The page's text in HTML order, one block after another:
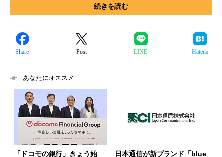
続きを読む
Share Post LINE Hatena
あなたにオススメ
「ドコモの銀行」きょう始
日本通信が新ブランド「blue